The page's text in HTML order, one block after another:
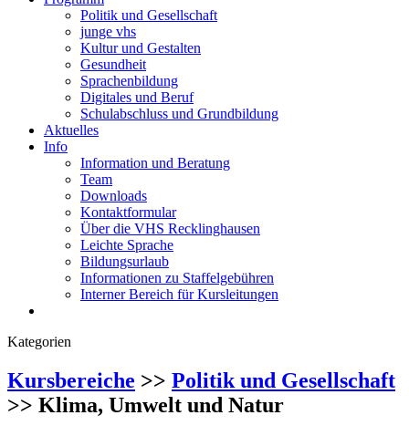
Politik und Gesellschaft
junge vhs
Kultur und Gestalten
Gesundheit
Sprachenbildung
Digitales und Beruf
Schulabschluss und Grundbildung
Aktuelles
Info
Information und Beratung
Team
Downloads
Kontaktformular
Über die VHS Recklinghausen
Leichte Sprache
Bildungsurlaub
Informationen zu Staffelgebühren
Interner Bereich für Kursleitungen
Kategorien
Kursbereiche >> Politik und Gesellschaft
>> Klima, Umwelt und Natur